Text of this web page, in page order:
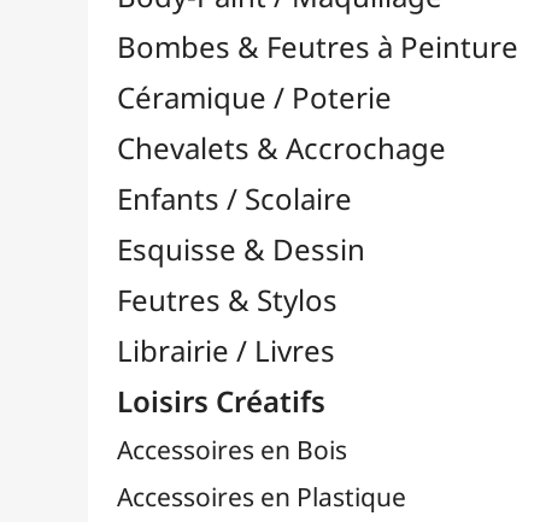
Feutres & Stylos
Librairie / Livres
Loisirs Créatifs
Accessoires en Bois
Accessoires en Plastique
Accessoires pour Bijoux
Aiguilles & Couture

Agrafeuses Simples et Murales 
Aimants
Bougies
Boutons & Button Press
Clous / Pointes / Épingles
Coloriage
Crochets de Tricot